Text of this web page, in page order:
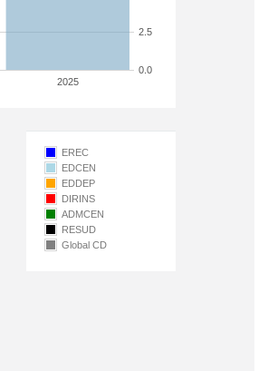
2025
0.0
2.5
EREC
EDCEN
EDDEP
DIRINS
ADMCEN
RESUD
Global CD